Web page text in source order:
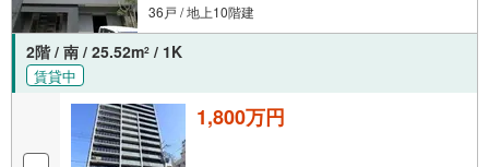
36戸 / 地上10階建
2階 / 南 / 25.52m2 / 1K
賃貸中
1,800万円